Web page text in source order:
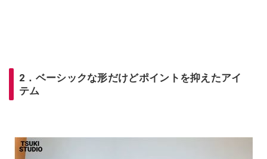
2．ベーシックな形だけどポイントを抑えたアイ
テム